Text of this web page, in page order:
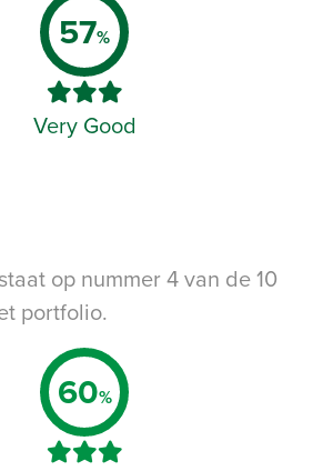
57%
Very Good
op nummer 4 van de 10
portfolio.
60%